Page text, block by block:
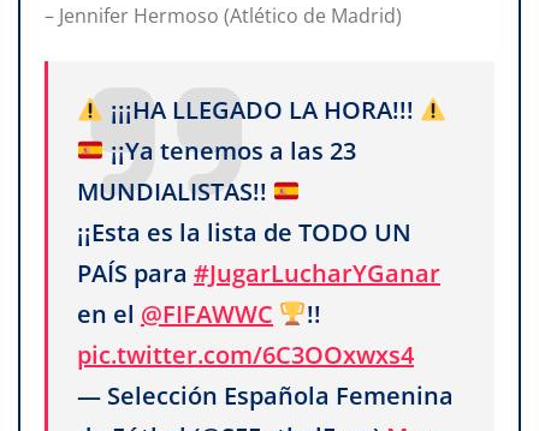
– Jennifer Hermoso (Atlético de Madrid)
¡¡¡HA LLEGADO LA HORA!!!
¡¡Ya tenemos a las 23
MUNDIALISTAS!!
¡¡Esta es la lista de TODO UN
PAÍS para #JugarLucharYGanar
en el @FIFAWWC
!!
pic.twitter.com/6C3OOxwxs4
— Selección Española Femenina